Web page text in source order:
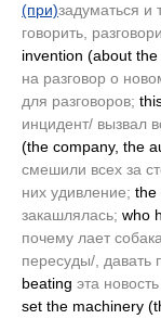
(при)задуматься и
говорить,
invention (about
на разговор о
для разговоров;
инцидент/ вызвал
(the company, the
смешили всех за
них удивление; the
закашлялась; who
почему лает
пересуды/, давать
beating эта
set the machinery